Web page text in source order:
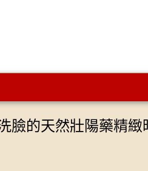
臉的天然壯陽藥精